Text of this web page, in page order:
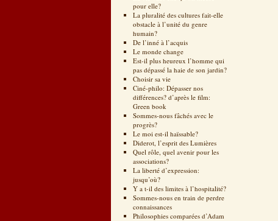
pour elle?
La pluralité des cultures fait-elle
obstacle à l’unité du genre
humain?
De l’inné à l’acquis
Le monde change
Est-il plus heureux l’homme qui
pas dépassé la haie de son jardin?
Choisir sa vie
Ciné-philo: Dépasser nos
différences? d’après le film:
Green book
Sommes-nous fâchés avec le
progrès?
Le moi est-il haïssable?
Diderot, l’esprit des Lumières
Quel rôle, quel avenir pour les
associations?
La liberté d’expression:
jusqu’où?
Y a t-il des limites à l’hospitalité?
Sommes-nous en train de perdre
connaissances
Philosophies comparées d’Adam